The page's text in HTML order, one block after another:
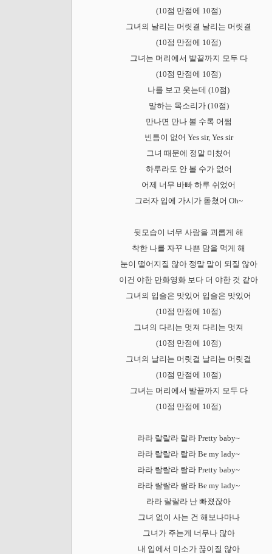
(10점 만점에 10점)
그녀의 날리는 머릿결 날리는 머릿결
(10점 만점에 10점)
그녀는 머리에서 발끝까지 모두 다
(10점 만점에 10점)
나를 보고 웃는데 (10점)
말하는 목소리가 (10점)
만나면 만나 볼 수록 어쩜
빈틈이 없어 Yes sir, Yes sir
그녀 때문에 정말 미쳤어
하루라도 안 볼 수가 없어
어제 너무 바빠 하루 쉬었어
그러자 입에 가시가 돋쳤어 Oh~
뒷모습이 너무 사람을 괴롭게 해
착한 나를 자꾸 나쁜 맘을 먹게 해
눈이 떨어지질 않아 정말 말이 되질 않아
이건 야한 만화영화 보다 더 야한 것 같아
그녀의 입술은 맛있어 입술은 맛있어
(10점 만점에 10점)
그녀의 다리는 멋져 다리는 멋져
(10점 만점에 10점)
그녀의 날리는 머릿결 날리는 머릿결
(10점 만점에 10점)
그녀는 머리에서 발끝까지 모두 다
(10점 만점에 10점)
라라 랄랄라 랄라 Pretty baby~
라라 랄랄라 랄라 Be my lady~
라라 랄랄라 랄라 Pretty baby~
라라 랄랄라 랄라 Be my lady~
라라 랄랄라 난 빠졌잖아
그녀 없이 사는 건 해보나마나
그녀가 주는게 너무나 많아
내 입에서 미소가 끊이질 않아